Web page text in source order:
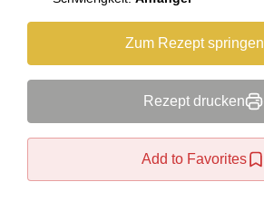
Zum Rezept springen
Rezept drucken
Add to Favorites